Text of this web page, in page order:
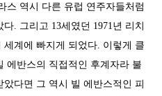
스 역시 다른 유럽 연주자들처럼
. 그리고 13세였던 1971년 리치
계에 빠지게 되었다. 이렇게 클
에반스의 직접적인 후계자라 불
다면 그 역시 빌 에반스적인 피